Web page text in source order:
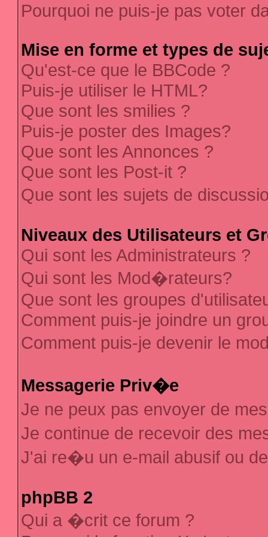
Pourquoi ne puis-je pas voter
Mise en forme et types de
Qu'est-ce que le BBCode ?
Puis-je utiliser le HTML?
Que sont les smilies ?
Puis-je poster des Images?
Que sont les Annonces ?
Que sont les Post-it ?
Que sont les sujets de
Niveaux des Utilisateurs et
Qui sont les Administrateurs ?
Qui sont les Mod�rateurs?
Que sont les groupes
Comment puis-je joindre un
Comment puis-je devenir le
Messagerie Priv�e
Je ne peux pas envoyer de
Je continue de recevoir des
J'ai re�u un e-mail abusif ou
phpBB 2
Qui a �crit ce forum ?